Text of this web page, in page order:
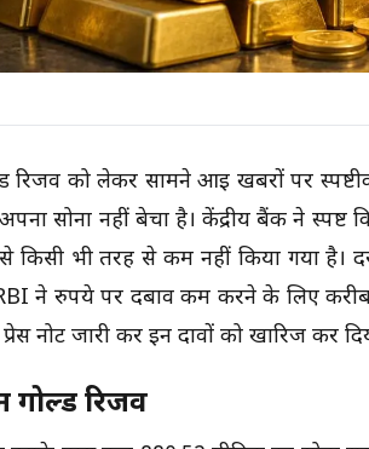
रिजर्व को लेकर सामने आई खबरों पर
सोना नहीं बेचा है। केंद्रीय बैंक ने स्पष्ट
किसी भी तरह से कम नहीं किया गया है।
RBI ने रुपये पर दबाव कम करने के लिए
नोट जारी कर इन दावों को खारिज कर
रिजर्व